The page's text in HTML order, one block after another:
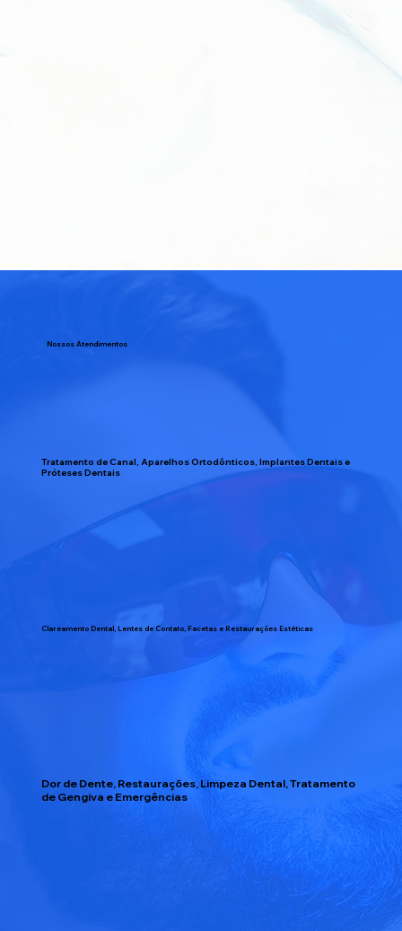
Nossos Atendimentos
Tratamento de Canal, Aparelhos Ortodônticos, Implantes Dentais e
Próteses Dentais
Clareamento Dental, Lentes de Contato, Facetas e Restaurações Estéticas
Dor de Dente, Restaurações, Limpeza Dental, Tratamento
de Gengiva e Emergências